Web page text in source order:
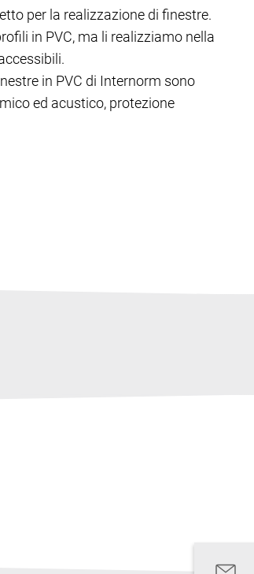
per la realizzazione di finestre.
in PVC, ma li realizziamo nella
in PVC di Internorm sono
ed acustico, protezione